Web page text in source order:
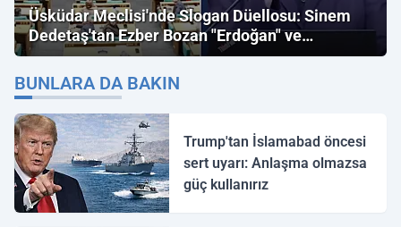
Üsküdar Meclisi'nde Slogan Düellosu: Sinem
Dedetaş'tan Ezber Bozan "Erdoğan" ve
"İmamoğlu" Çıkışı!
BUNLARA DA BAKIN
Trump'tan İslamabad öncesi
sert uyarı: Anlaşma olmazsa
güç kullanırız